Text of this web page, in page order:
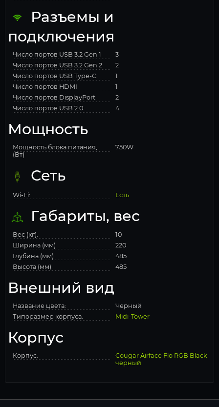
Разъемы и
подключения
Число портов USB 3.2 Gen 1
3
Число портов USB 3.2 Gen 2
2
Число портов USB Type-C
1
Число портов HDMI
1
Число портов DisplayPort
2
Число портов USB 2.0
4
Мощность
Мощность блока питания,
(Вт)
750W
Сеть
Wi-Fi: Есть
Габариты, вес
Вес (кг):
10
Ширина (мм)
220
Глубина (мм)
485
Высота (мм)
485
Внешний вид
Название цвета:
Черный
Типоразмер корпуса:
Midi-Tower
Корпус
Корпус:
Cougar Airface Flo RGB Black
черный